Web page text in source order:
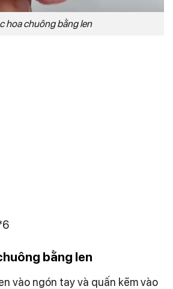
hoa chuông bằng len
bằng len
vào ngón tay và quấn kẽm vào